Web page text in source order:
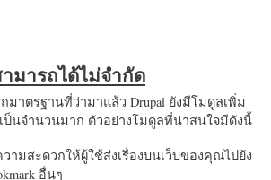
มารถได้ไม่จำกัด
าตรฐานที่ว่ามาแล้ว Drupal ยังมีโมดูลเพิ่ม
ป็นจำนวนมาก ตัวอย่างโมดูลที่น่าสนใจมีดังนี้
ามสะดวกให้ผู้ใช้ส่งเรื่องบนเว็บของคุณไปยัง
อื่นๆ